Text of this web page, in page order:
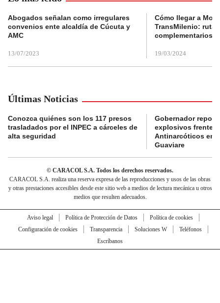
Abogados señalan como irregulares
convenios ente alcaldía de Cúcuta y
AMC
13/07/2023
Cómo llegar a
TransMilenio:
complementarios
19/03/2024
Últimas Noticias
Conozca quiénes son los 117 presos
trasladados por el INPEC a cárceles de
alta seguridad
Gobernador
explosivos frente a
Antinarcóticos en
Guaviare
© CARACOL S.A. Todos los derechos reservados.
CARACOL S.A. realiza una reserva expresa de las reproducciones y usos de las obras
y otras prestaciones accesibles desde este sitio web a medios de lectura mecánica u otros
medios que resulten adecuados.
Aviso legal Política de Protección de Datos
Política de cookies
Configuración de cookies
Transparencia Soluciones W
Teléfonos
Escríbanos